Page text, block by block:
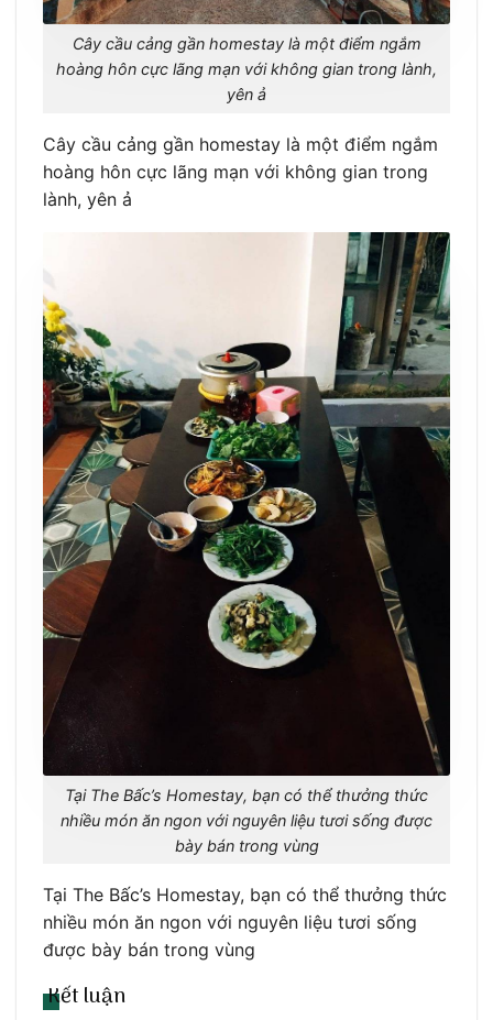
Cây cầu cảng gần homestay là một điểm ngắm
hoàng hôn cực lãng mạn với không gian trong lành,
yên ả
Cây cầu cảng gần homestay là một điểm ngắm
hoàng hôn cực lãng mạn với không gian trong
lành, yên ả
Tại The Bấc’s Homestay, bạn có thể thưởng thức
nhiều món ăn ngon với nguyên liệu tươi sống được
bày bán trong vùng
Tại The Bấc’s Homestay, bạn có thể thưởng thức
nhiều món ăn ngon với nguyên liệu tươi sống
được bày bán trong vùng
Kết luận